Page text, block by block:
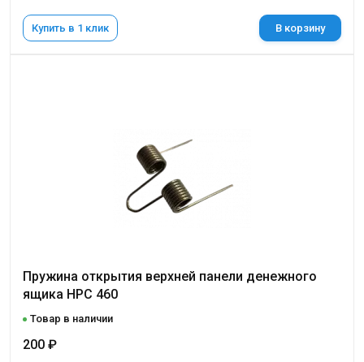
Купить в 1 клик В корзину
Пружина открытия верхней панели денежного
ящика НРС 460
Товар в наличии
200 ₽